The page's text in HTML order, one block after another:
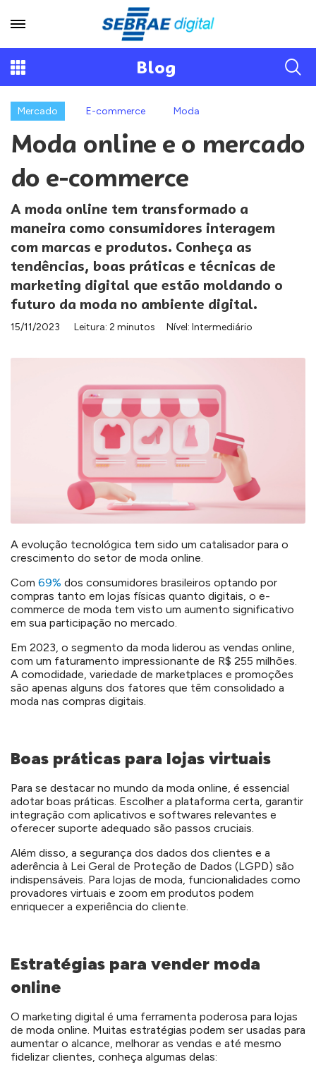
Blog
Mercado E-commerce Moda
Moda online e o mercado
do e-commerce
A moda online tem transformado a
maneira como consumidores interagem
com marcas e produtos. Conheça as
tendências, boas práticas e técnicas de
marketing digital que estão moldando o
futuro da moda no ambiente digital.
15/11/2023 Leitura: 2 minutos Nível: Intermediário
A evolução tecnológica tem sido um catalisador para o
crescimento do setor de moda online.
Com 69% dos consumidores brasileiros optando por
compras tanto em lojas físicas quanto digitais, o e-
commerce de moda tem visto um aumento significativo
em sua participação no mercado.
Em 2023, o segmento da moda liderou as vendas online,
com um faturamento impressionante de R$ 255 milhões.
A comodidade, variedade de marketplaces e promoções
são apenas alguns dos fatores que têm consolidado a
moda nas compras digitais.
Boas práticas para lojas virtuais
Para se destacar no mundo da moda online, é essencial
adotar boas práticas. Escolher a plataforma certa, garantir
integração com aplicativos e softwares relevantes e
oferecer suporte adequado são passos cruciais.
Além disso, a segurança dos dados dos clientes e a
aderência à Lei Geral de Proteção de Dados (LGPD) são
indispensáveis. Para lojas de moda, funcionalidades como
provadores virtuais e zoom em produtos podem
enriquecer a experiência do cliente.
Estratégias para vender moda
online
O marketing digital é uma ferramenta poderosa para lojas
de moda online. Muitas estratégias podem ser usadas para
aumentar o alcance, melhorar as vendas e até mesmo
fidelizar clientes, conheça algumas delas: